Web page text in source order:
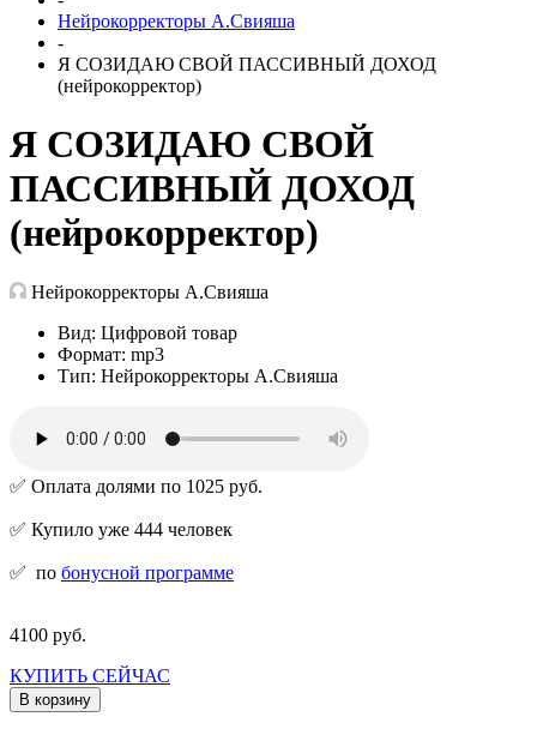
Нейрокорректоры А.Свияша
-
Я СОЗИДАЮ СВОЙ ПАССИВНЫЙ ДОХОД
(нейрокорректор)
Я СОЗИДАЮ СВОЙ
ПАССИВНЫЙ ДОХОД
(нейрокорректор)
Нейрокорректоры А.Свияша
Вид: Цифровой товар
Формат: mp3
Тип: Нейрокорректоры А.Свияша
✅ Оплата долями по 1025 руб.
✅ Купило уже 444 человек
✅ по бонусной программе
4100 руб.
КУПИТЬ СЕЙЧАС
В корзину